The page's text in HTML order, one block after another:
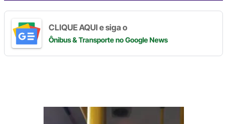
CLIQUE AQUI e siga o
Ônibus & Transporteno Google News